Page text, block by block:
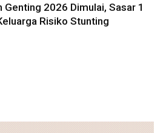
Genting 2026 Dimulai, Sasar 1
Risiko Stunting